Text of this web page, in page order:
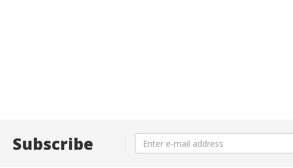
Subscribe